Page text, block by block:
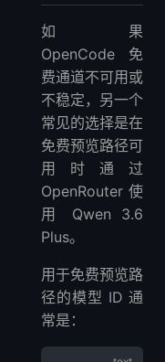
如果
OpenCode 免
费通道不可用或
不稳定，另一个
常见的选择是在
免费预览路径可
用时通过
OpenRouter 使
用 Qwen 3.6
Plus。
用于免费预览路
径的模型 ID 通
常是：